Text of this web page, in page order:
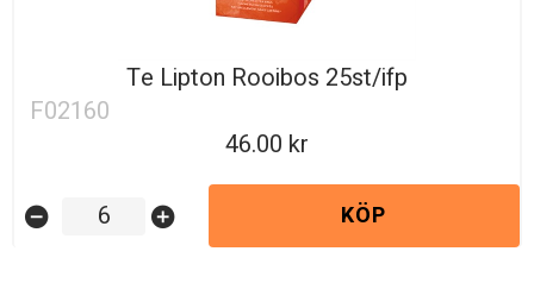
Te Lipton Rooibos 25st/ifp
F02160
46.00
remove_circle add_circle KÖP